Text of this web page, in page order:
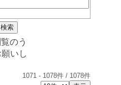
のう
いし
1071 - 1078件 / 1078件